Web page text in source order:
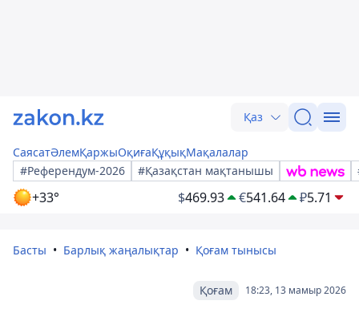
Қаз
СаясатӘлемҚаржыОқиғаҚұқықМақалалар
#Референдум-2026
#Қазақстан мақтанышы
+33° $469.93 €541.64 ₽5.71
Басты Барлық жаңалықтар Қоғам тынысы
18:23, 13 мамыр 2026
Қоғам